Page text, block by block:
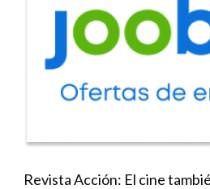
Revista Acción: El cine